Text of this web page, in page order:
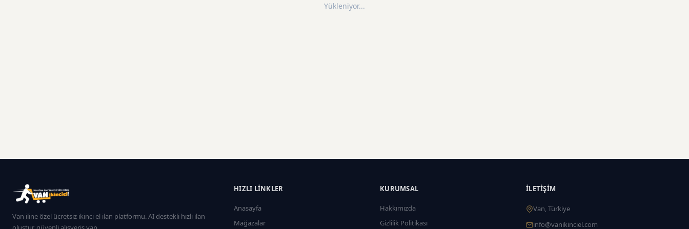
Yükleniyor...
Van iline özel ücretsiz ikinci el ilan platformu. AI destekli hızlı ilan
HIZLI LINKLER
Anasayfa
Mağazalar
KURUMSAL
Hakkımızda
Gizlilik Politikası
İLETIŞIM
Van, Türkiye
info@vanikinciel.com